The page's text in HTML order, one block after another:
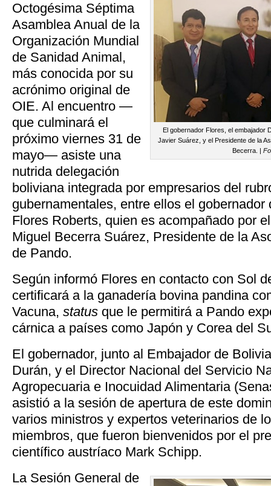
El gobernador Flores, el embajador
Javier Suárez, y el Presidente de la
Becerra. |
Octogésima Séptima
Asamblea Anual de la
Organización Mundial
de Sanidad Animal,
más conocida por su
acrónimo original de
OIE. Al encuentro —
que culminará el
próximo viernes 31 de
mayo— asiste una
nutrida delegación
boliviana integrada por empresarios del
gubernamentales, entre ellos el gobernador
Flores Roberts, quien es acompañado por
Miguel Becerra Suárez, Presidente de la
de Pando.
Según informó Flores en contacto con Sol
certificará a la ganadería bovina pandina
Vacuna, status que le permitirá a Pando
cárnica a países como Japón y Corea del
El gobernador, junto al Embajador de
Durán, y el Director Nacional del Servicio
Agropecuaria e Inocuidad Alimentaria
asistió a la sesión de apertura de este
varios ministros y expertos veterinarios de
miembros, que fueron bienvenidos por el
científico austríaco Mark Schipp.
La Sesión General de